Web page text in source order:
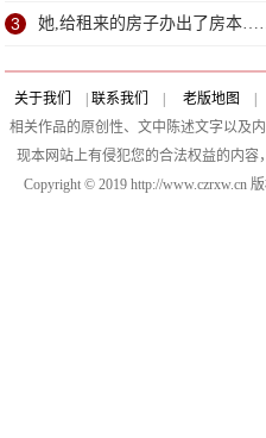
3 她,给租来的房子办出了房本
关于我们 联系我们 老版地图
相关作品的原创性、文中陈述文字以及
现本网站上有侵犯您的合法权益的内容
Copyright © 2019 http://www.czrxw.cn